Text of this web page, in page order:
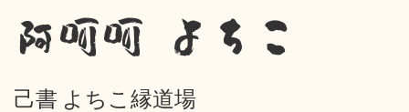
阿呵呵 よちこ
己書 よちこ縁道場